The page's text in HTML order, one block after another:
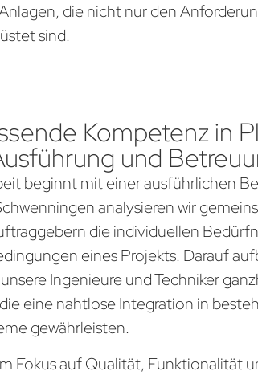
die nicht nur den
sind.
Kompetenz in
und
beginnt mit einer ausführlichen
analysieren wir
die individuellen
eines Projekts. Darauf
Ingenieure und Techniker
eine nahtlose Integration in
gewährleisten.
Fokus auf Qualität, Funktionalität